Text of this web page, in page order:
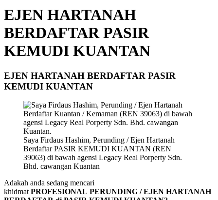
EJEN HARTANAH
BERDAFTAR PASIR
KEMUDI KUANTAN
EJEN HARTANAH BERDAFTAR PASIR
KEMUDI KUANTAN
Saya Firdaus Hashim, Perunding / Ejen Hartanah
Berdaftar PASIR KEMUDI KUANTAN (REN
39063) di bawah agensi Legacy Real Porperty Sdn.
Bhd. cawangan Kuantan
Adakah anda sedang mencari
khidmatPROFESIONAL PERUNDING / EJEN HARTANAH